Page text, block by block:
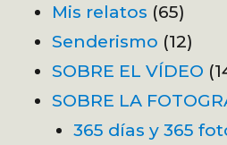
Mis relatos (65)
Senderismo (12)
SOBRE EL VÍDEO
SOBRE LA
365 días y 365